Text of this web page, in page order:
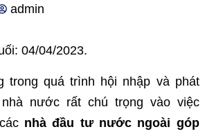
admin
04/04/2023.
trong quá trình hội nhập và phát
nước rất chú trọng vào việc
nhà đầu tư nước ngoài góp